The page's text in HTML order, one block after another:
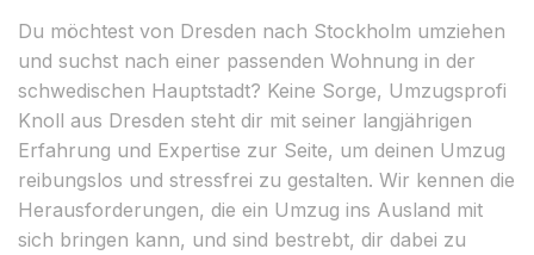
Du möchtest von Dresden nach Stockholm umziehen
und suchst nach einer passenden Wohnung in der
schwedischen Hauptstadt? Keine Sorge, Umzugsprofi
Knoll aus Dresden steht dir mit seiner langjährigen
Erfahrung und Expertise zur Seite, um deinen Umzug
reibungslos und stressfrei zu gestalten. Wir kennen die
Herausforderungen, die ein Umzug ins Ausland mit
sich bringen kann, und sind bestrebt, dir dabei zu